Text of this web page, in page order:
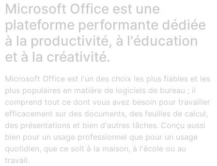
Microsoft Office est une
plateforme performante dédiée
à la productivité, à l'éducation
et à la créativité.
Microsoft Office est l'un des choix les plus fiables et les
plus populaires en matière de logiciels de bureau ; il
comprend tout ce dont vous avez besoin pour travailler
efficacement sur des documents, des feuilles de calcul,
des présentations et bien d'autres tâches. Conçu aussi
bien pour un usage professionnel que pour un usage
quotidien, que ce soit à la maison, à l'école ou au
travail.